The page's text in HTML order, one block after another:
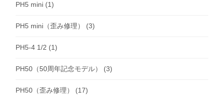
PH5 mini (1)
PH5 mini（歪み修理） (3)
PH5-4 1/2 (1)
PH50（50周年記念モデル） (3)
PH50（歪み修理） (17)